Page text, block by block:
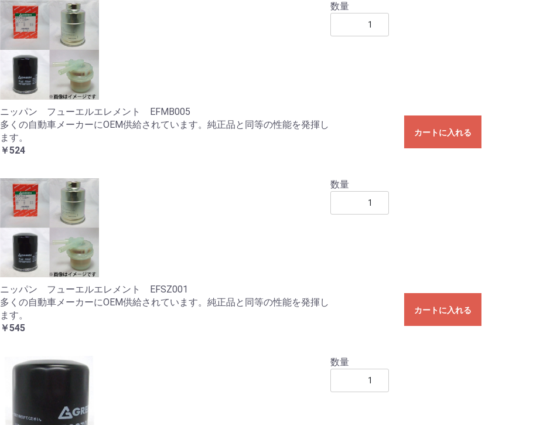
ニッパン フューエルエレメント EFMB005
多くの自動車メーカーにOEM供給されています。純正品と同等の性能を発揮し
ます。
￥524
数量
カートに入れる
ニッパン フューエルエレメント EFSZ001
多くの自動車メーカーにOEM供給されています。純正品と同等の性能を発揮し
ます。
￥545
数量
カートに入れる
数量